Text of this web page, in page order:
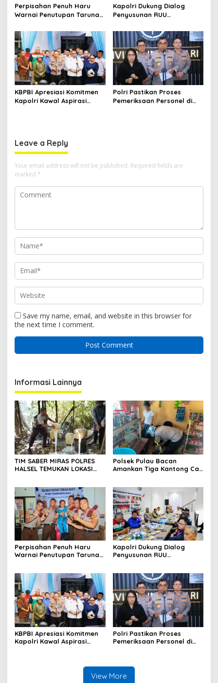
Perpisahan Penuh Haru
Warnai Penutupan Taruna
Kepulauan
Kapolri Dukung Dialog
Penyusunan RUU
Jembatan Aspirasi Buruh
KBPBI Apresiasi Komitmen
Kapolri Kawal Aspirasi
Polri Pastikan Proses
Pemeriksaan Personel di
Leave a Reply
Your email address will not be published. Required fields are
marked *
Save my name, email, and website in this browser for
the next time I comment.
Informasi Lainnya
TIM SABER MIRAS POLRES
HALSEL TEMUKAN LOKASI
Polsek Pulau Bacan
Amankan Tiga Kantong Cap
Perpisahan Penuh Haru
Warnai Penutupan Taruna
Kapolri Dukung Dialog
Penyusunan RUU
KBPBI Apresiasi Komitmen
Kapolri Kawal Aspirasi
Polri Pastikan Proses
Pemeriksaan Personel di
View More